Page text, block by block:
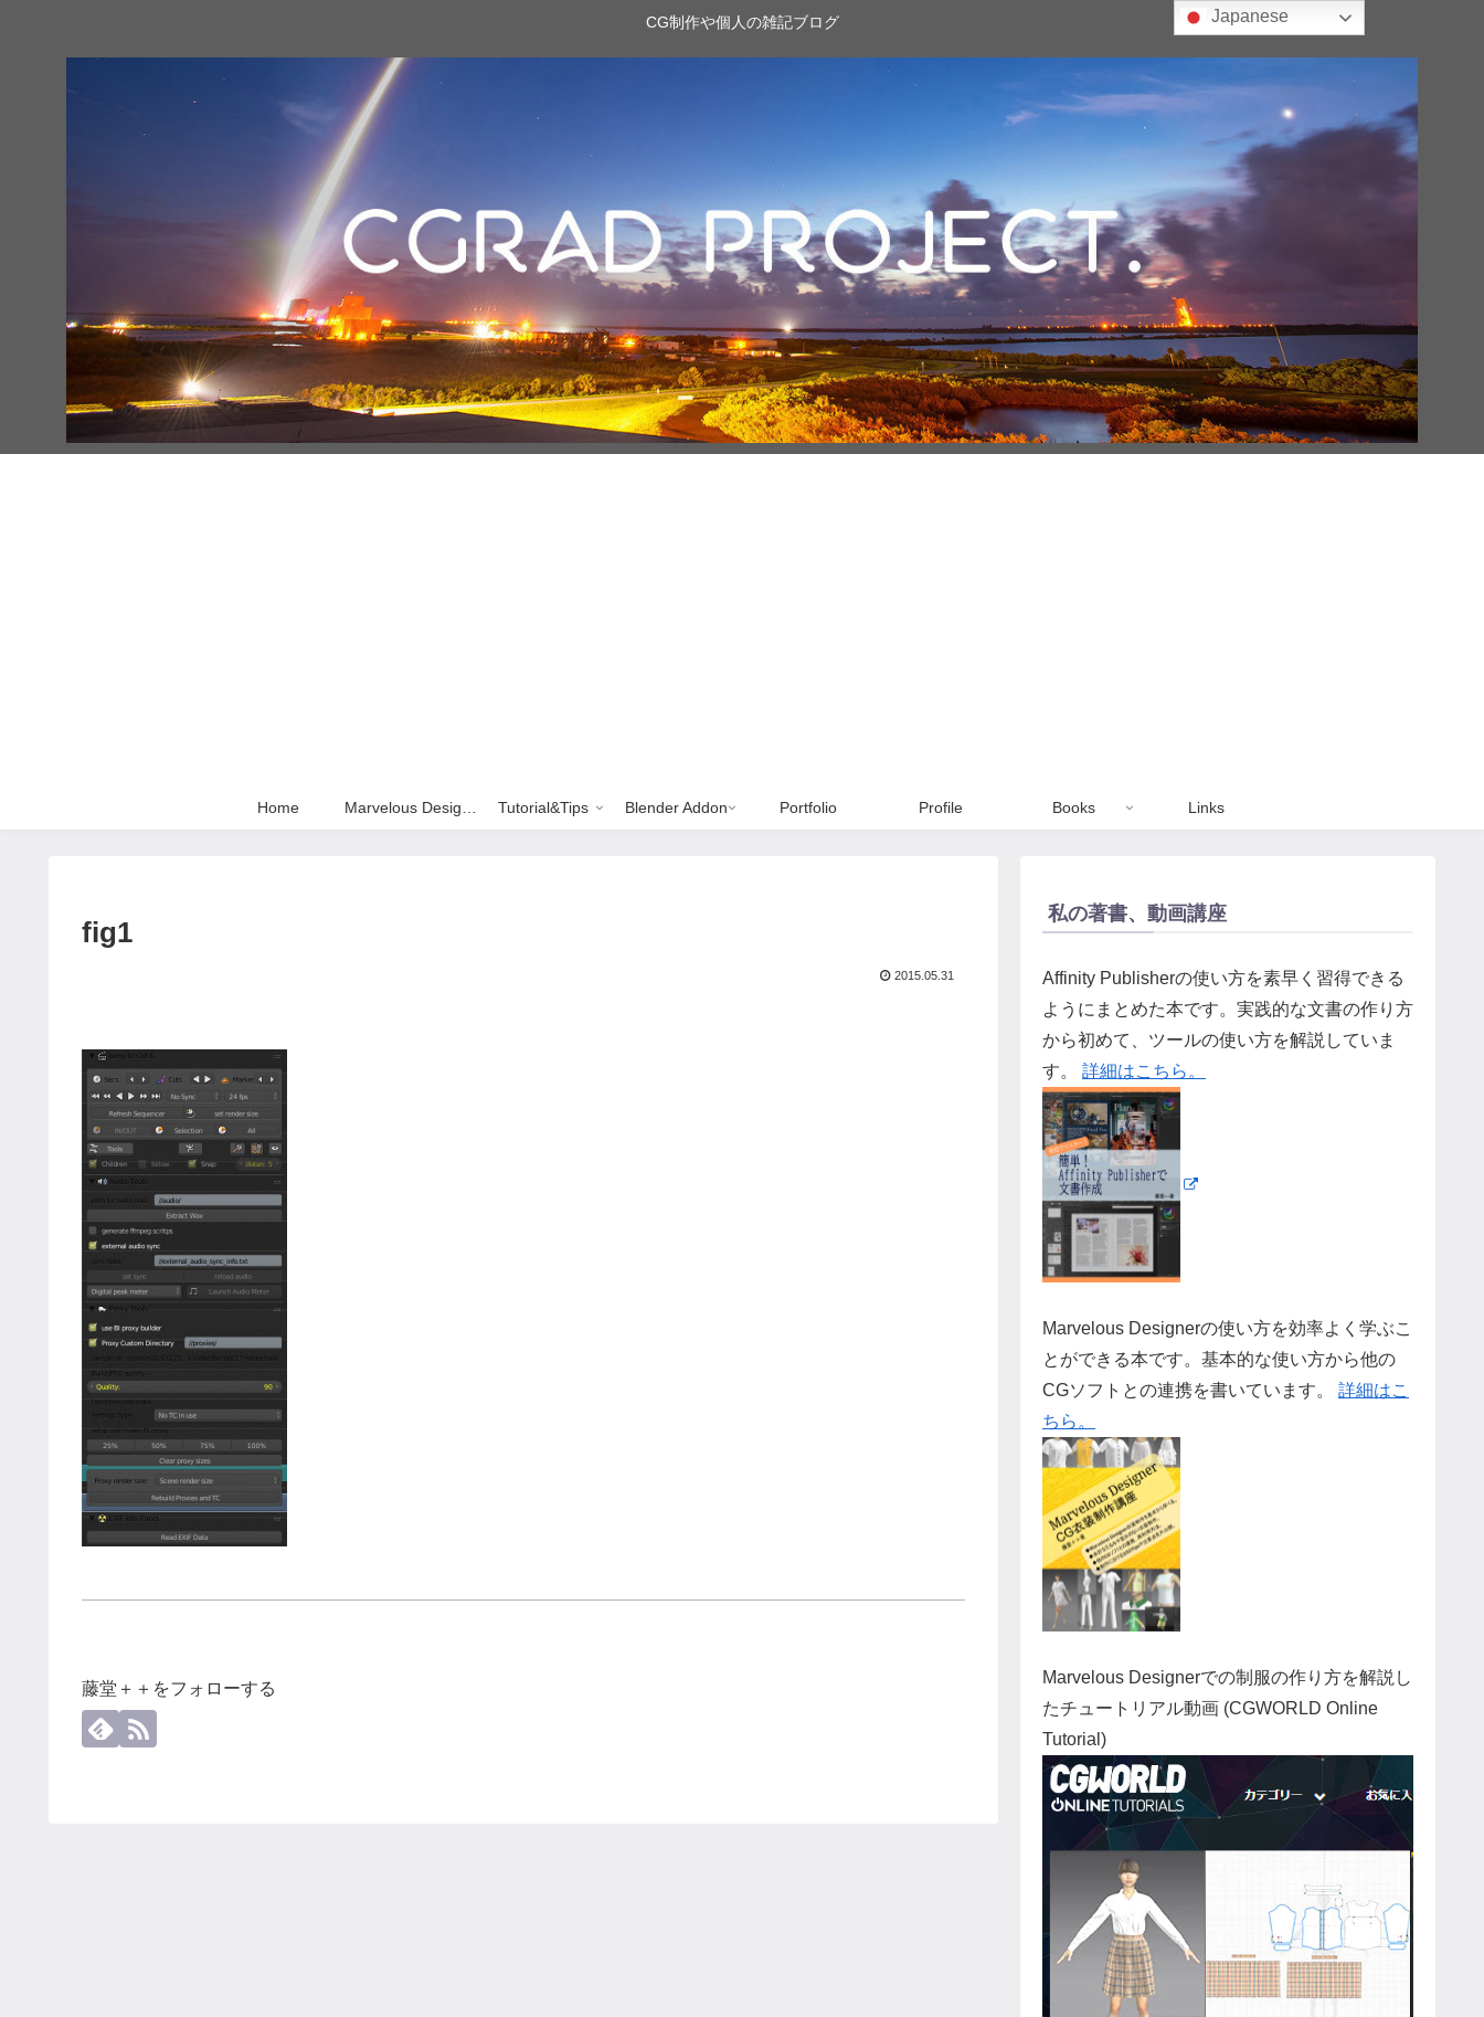
CG制作や個人の雑記ブログ
Home Tutorial&Tips Blender Addon Portfolio Profile Books Links
fig1
2015.05.31
藤堂＋＋をフォローする
私の著書、動画講座
Affinity Publisherの使い方を素早く習得できる
ようにまとめた本です。実践的な文書の作り方
から初めて、ツールの使い方を解説していま
す。 詳細はこちら。
Marvelous Designerの使い方を効率よく学ぶこ
とができる本です。基本的な使い方から他の
CGソフトとの連携を書いています。 詳細はこ
ちら。
Marvelous Designerでの制服の作り方を解説し
たチュートリアル動画 (CGWORLD Online
Tutorial)
Japanese